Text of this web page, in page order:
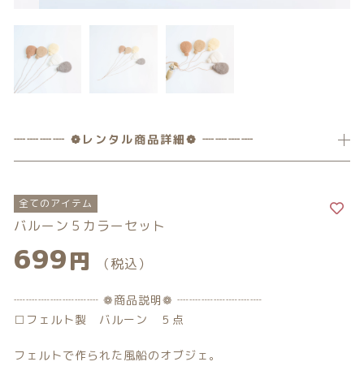
┈┈┈┈ ❁レンタル商品詳細❁ ┈┈┈┈
全てのアイテム
バルーン５カラーセット
699円 （税込）
┈┈┈┈┈┈┈ ❁商品説明❁ ┈┈┈┈┈┈┈
□フェルト製 バルーン ５点
フェルトで作られた風船のオブジェ。
ランキング
商品一覧
最近チェックした商品
注文履歴
プロの肌補正
その他
並び順